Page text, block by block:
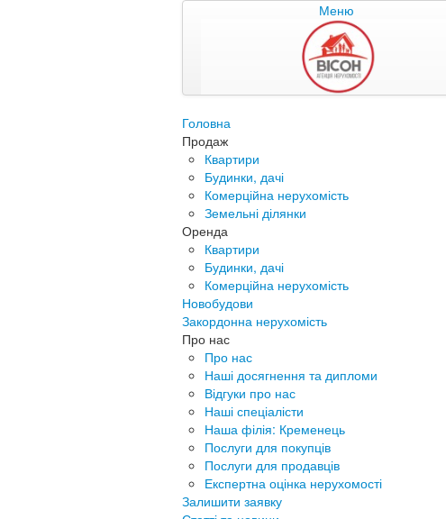
Меню
Головна
Продаж
Квартири
Будинки, дачі
Комерційна нерухомість
Земельні ділянки
Оренда
Квартири
Будинки, дачі
Комерційна нерухомість
Новобудови
Закордонна нерухомість
Про нас
Про нас
Наші досягнення та дипломи
Відгуки про нас
Наші спеціалісти
Наша філія: Кременець
Послуги для покупців
Послуги для продавців
Експертна оцінка нерухомості
Залишити заявку